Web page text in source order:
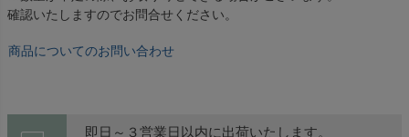
確認いたしますのでお問合せください。
商品についてのお問い合わせ
即日～３営業日以内に出荷いたします。